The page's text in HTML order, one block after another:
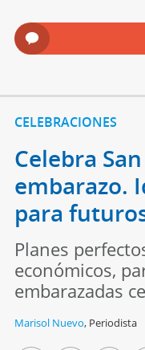
CELEBRACIONES
Celebra
embarazo.
para
Planes
económicos,
embarazadas
Marisol Nuevo, Periodista